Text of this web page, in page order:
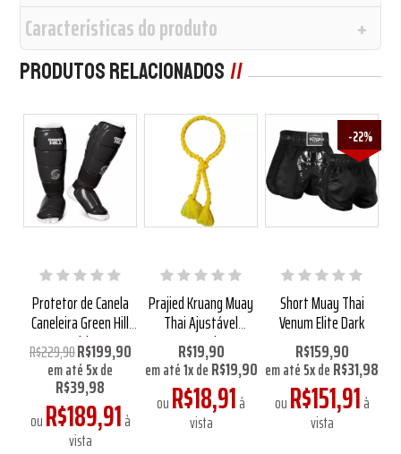
Características do produto
Produtos Relacionados
Protetor de Canela
Caneleira Green Hill
Spirit
R$229,90R$199,90
em até5xde
R$39,98
ouR$189,91à
vista
Prajied Kruang Muay
Thai Ajustável
Amarelo
R$19,90
em até1xdeR$19,90
ouR$18,91à
vista
Short Muay Thai
Venum Elite Dark
R$159,90
em até5xdeR$31,98
ouR$151,91à
vista
-22%